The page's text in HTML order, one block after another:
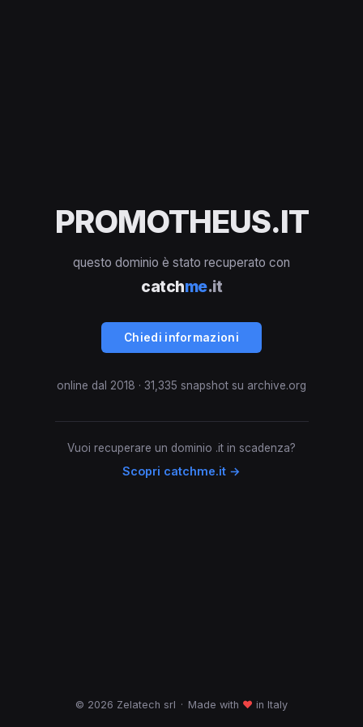
PROMOTHEUS.IT
questo dominio è stato recuperato con
catchme.it
Chiedi informazioni
online dal 2018 · 31,335 snapshot su archive.org
Vuoi recuperare un dominio .it in scadenza?
Scopri catchme.it →
© 2026 Zelatech srl · Made with ♥ in Italy